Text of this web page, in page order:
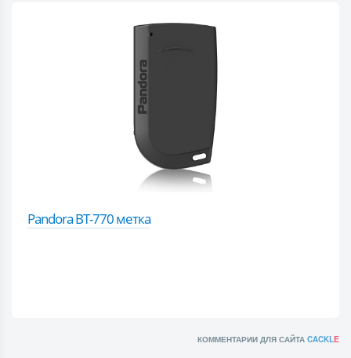
Pandora BT-770 метка
КОММЕНТАРИИ ДЛЯ САЙТА CACKLE